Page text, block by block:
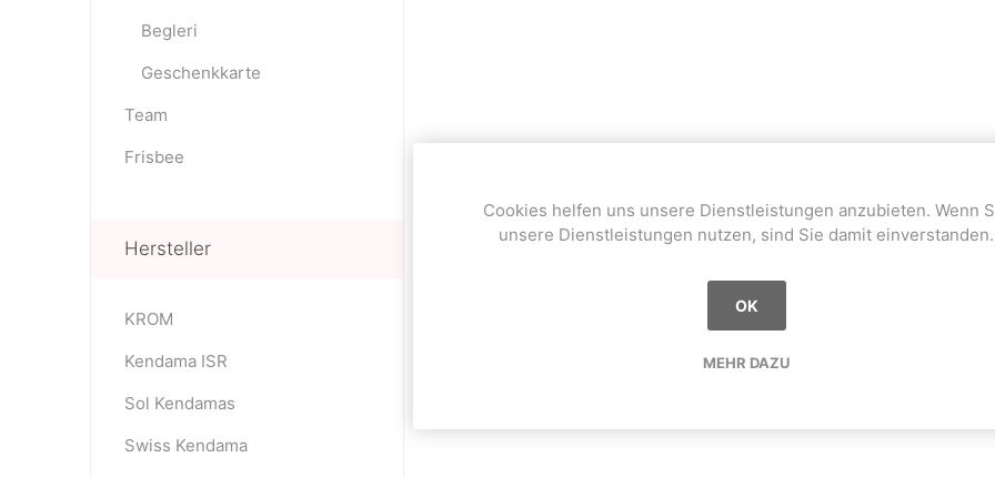
Begleri
Geschenkkarte
Team
Frisbee
Hersteller
KROM
Kendama ISR
Sol Kendamas
Swiss Kendama
Cookies helfen uns unsere Dienstleistungen anzubieten. Wenn
unsere Dienstleistungen nutzen, sind Sie damit einverstanden.
OK
MEHR DAZU